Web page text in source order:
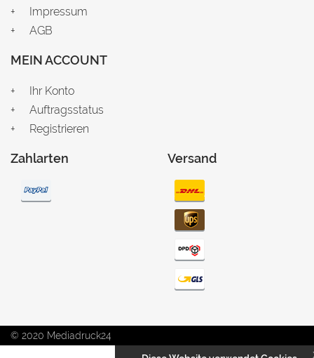
Impressum
AGB
MEIN ACCOUNT
Ihr Konto
Auftragsstatus
Registrieren
Zahlarten Versand
© 2020 Mediadruck24